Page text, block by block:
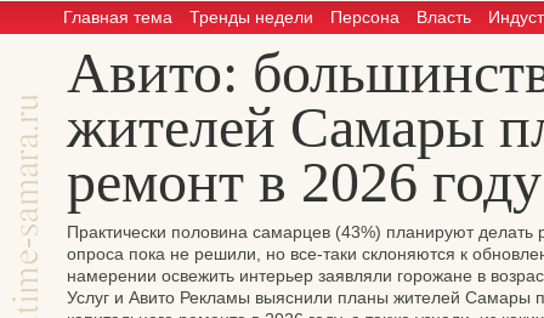
Главная тема Тренды недели Персона Власть
Авито:
жителей Самары
ремонт в 2026 году
Практически половина самарцев (43%) планируют делать
опроса пока не решили, но все-таки склоняются к
намерении освежить интерьер заявляли горожане в
Услуг и Авито Рекламы выяснили планы жителей Самары